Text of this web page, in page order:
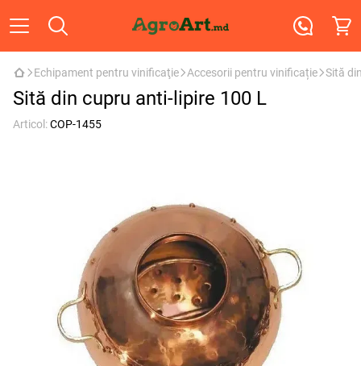
Echipament pentru vinificaţie Accesorii pentru vinificație Sită
Sită din cupru anti-lipire 100 L
Articol:COP-1455